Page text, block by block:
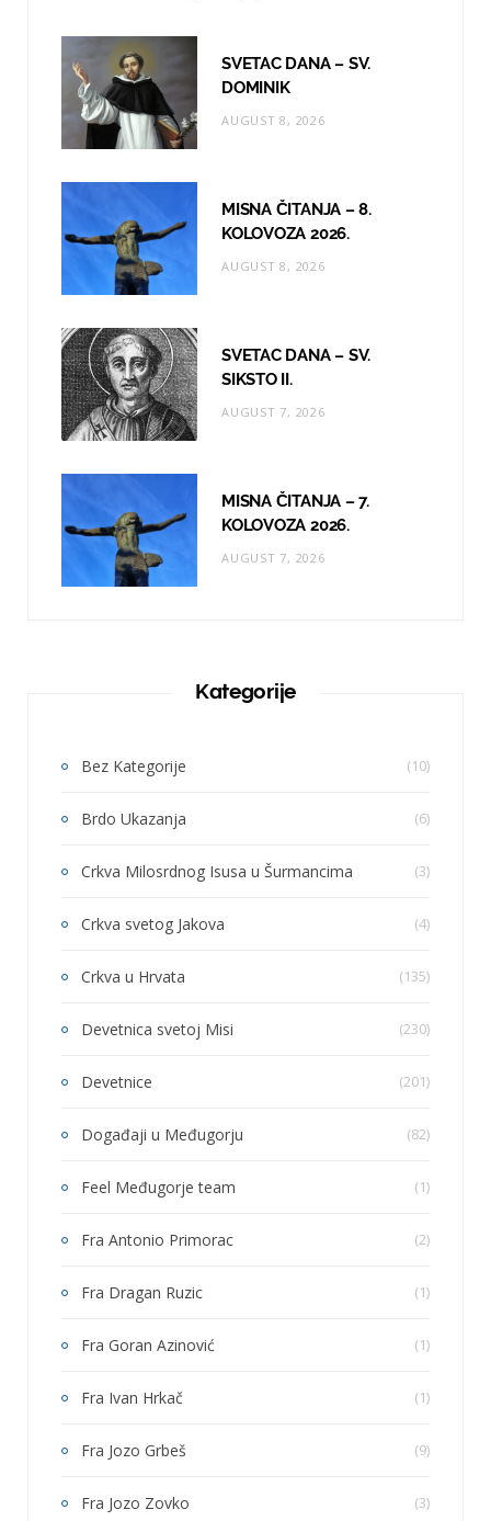
r
a
SVETAC DANA – SV.
DOMINIK
AUGUST 8, 2026
MISNA ČITANJA – 8.
KOLOVOZA 2026.
AUGUST 8, 2026
SVETAC DANA – SV.
SIKSTO II.
AUGUST 7, 2026
MISNA ČITANJA – 7.
KOLOVOZA 2026.
AUGUST 7, 2026
Kategorije
Bez Kategorije (10)
Brdo Ukazanja (6)
Crkva Milosrdnog Isusa u Šurmancima (3)
Crkva svetog Jakova (4)
Crkva u Hrvata (135)
Devetnica svetoj Misi (230)
Devetnice (201)
Događaji u Međugorju (82)
Feel Međugorje team (1)
Fra Antonio Primorac (2)
Fra Dragan Ruzic (1)
Fra Goran Azinović (1)
Fra Ivan Hrkač (1)
Fra Jozo Grbeš (9)
Fra Jozo Zovko (3)